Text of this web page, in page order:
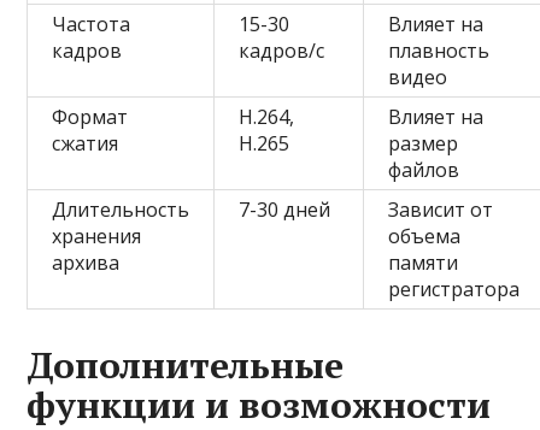
Частота
кадров
15-30
кадров/с
Влияет на
плавность
видео
Формат
сжатия
H.264,
H.265
Влияет на
размер
файлов
Длительность
хранения
архива
7-30 дней
Зависит от
объема
памяти
регистратора
Дополнительные
функции и возможности